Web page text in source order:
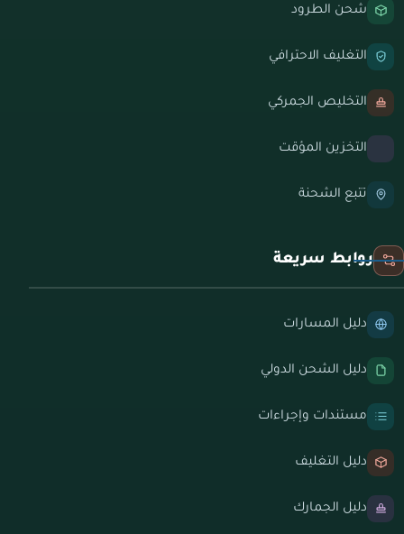
شحن الطرود
التغليف الاحترافي
التخليص الجمركي
التخزين المؤقت
تتبع الشحنة
روابط سريعة
دليل المسارات
دليل الشحن الدولي
مستندات وإجراءات
دليل التغليف
دليل الجمارك